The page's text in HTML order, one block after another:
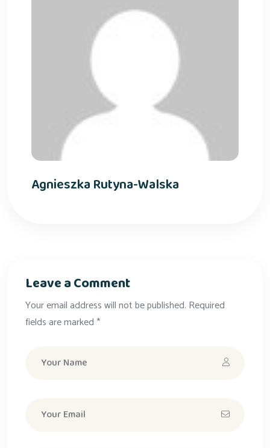
Agnieszka Rutyna-Walska
Leave a Comment
Your email address will not be published. Required
fields are marked *